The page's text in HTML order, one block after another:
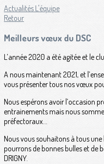
Actualités L'équipe
Retour
Meilleurs vœux du DSC
L’année 2020 a été agitée et le
A nous maintenant 2021, et
vous présenter tous nos vœux
Nous espérons avoir l’occasion
entrainements mais nous
préfectoraux…
Nous vous souhaitons à tous
pourrons de bonnes bulles et de
DRIGNY.